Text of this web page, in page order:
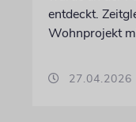
entdeckt.
Wohnprojekt
27.04.2026